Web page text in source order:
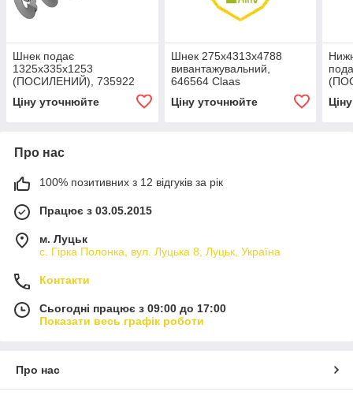
Шнек подає
1325х335х1253
(ПОСИЛЕНИЙ), 735922
Ціну уточнюйте
Шнек 275х4313х4788
вивантажувальний,
646564 Claas
Ціну уточнюйте
Про нас
100% позитивних з 12 відгуків за рік
Працює з 03.05.2015
м. Луцьк
с. Гірка Полонка, вул. Луцька 8, Луцьк, Україна
Контакти
Сьогодні працює з 09:00 до 17:00
Показати весь графік роботи
Про нас